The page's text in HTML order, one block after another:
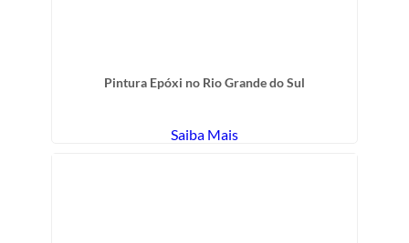
Pintura Epóxi no Rio Grande do Sul
Saiba Mais